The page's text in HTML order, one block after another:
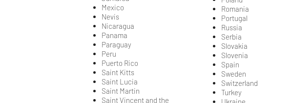
Mexico
Nevis
Nicaragua
Panama
Paraguay
Peru
Puerto Rico
Saint Kitts
Saint Lucia
Saint Martin
Saint Vincent and the
Romania
Portugal
Russia
Serbia
Slovakia
Slovenia
Spain
Sweden
Switzerland
Turkey